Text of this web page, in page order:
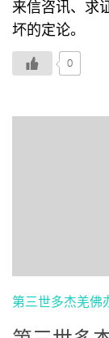
来信咨讯、求
坏的定论。
0
第三世多杰羌佛